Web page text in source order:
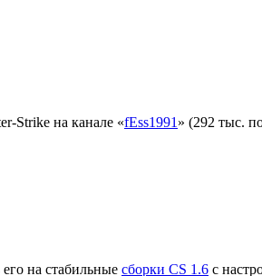
Strike на канале «fEss1991» (292 тыс.
на стабильные сборки CS 1.6 с